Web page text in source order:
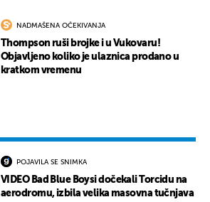
NADMAŠENA OČEKIVANJA
Thompson ruši brojke i u Vukovaru!
Objavljeno koliko je ulaznica prodano u
kratkom vremenu
POJAVILA SE SNIMKA
VIDEO Bad Blue Boysi dočekali Torcidu na
aerodromu, izbila velika masovna tučnjava